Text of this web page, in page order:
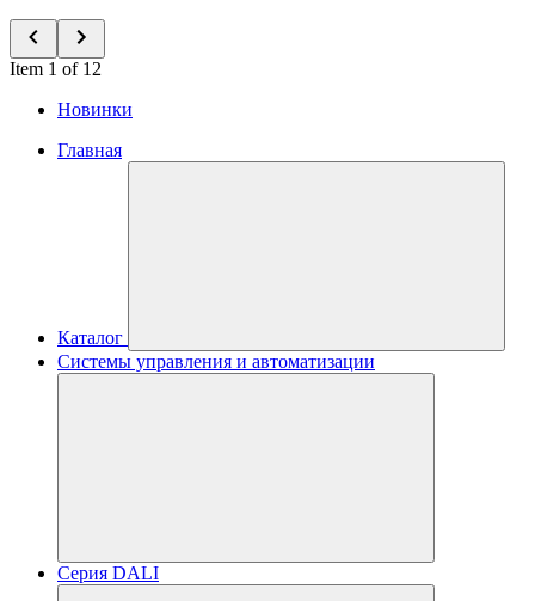
Item 1 of 12
Новинки
Главная
Каталог
Системы управления и автоматизации
Серия DALI